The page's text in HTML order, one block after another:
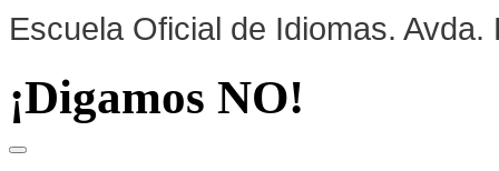
Escuela Oficial de Idiomas.
¡Digamos NO!